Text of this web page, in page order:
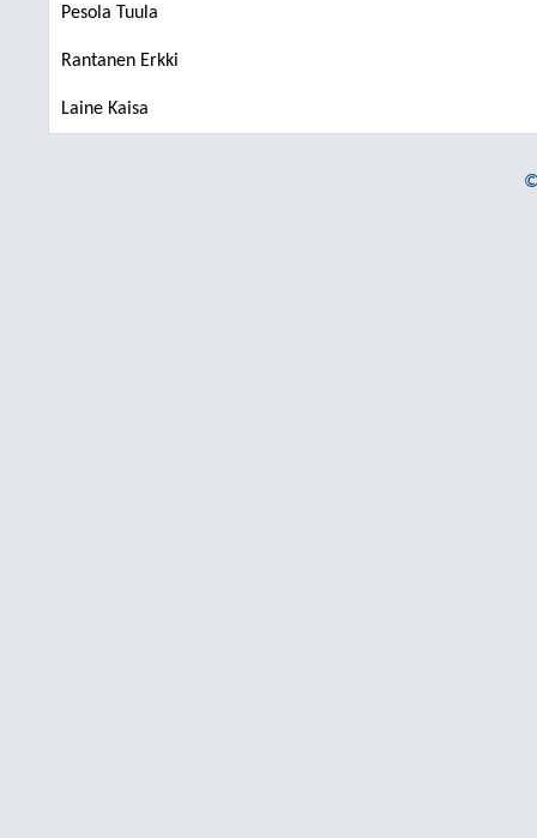
Pesola Tuula
Rantanen Erkki
Laine Kaisa